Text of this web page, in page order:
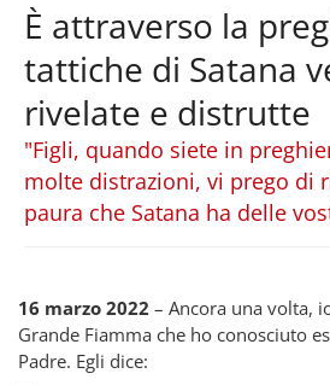
È attraverso la
tattiche di Satana
rivelate e distrutte
"Figli, quando siete in
molte distrazioni, vi prego di
paura che Satana ha delle
16 marzo 2022 – Ancora una volta,
Grande Fiamma che ho conosciuto
Padre. Egli dice: